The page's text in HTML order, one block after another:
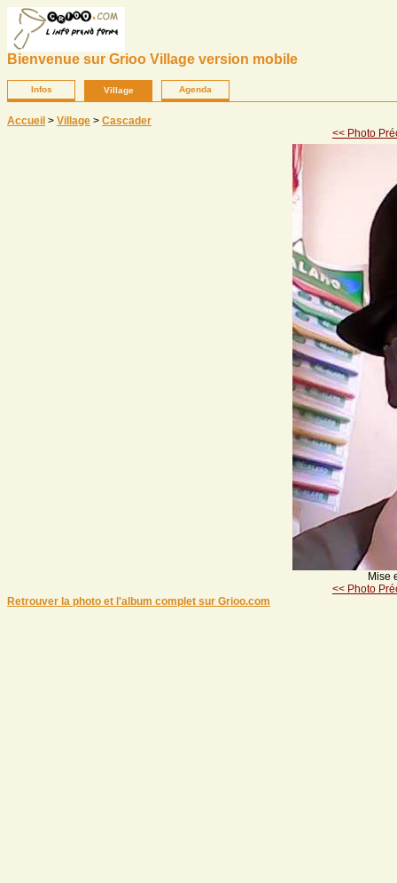
Bienvenue sur Grioo Village version mobile
Infos Village Agenda
Accueil > Village > Cascader
<< Photo
Mise
<< Photo
Retrouver la photo et l'album complet sur Grioo.com